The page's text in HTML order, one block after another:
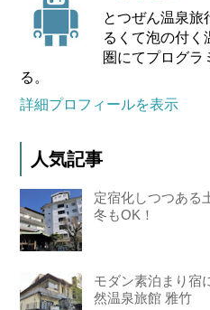
とつぜん温泉旅
るくて泡の付く
圏にてプログラ
る。
詳細プロフィールを表示
人気記事
定宿化しつつある
冬もOK！
モダン素泊まり宿
然温泉旅館 雅竹